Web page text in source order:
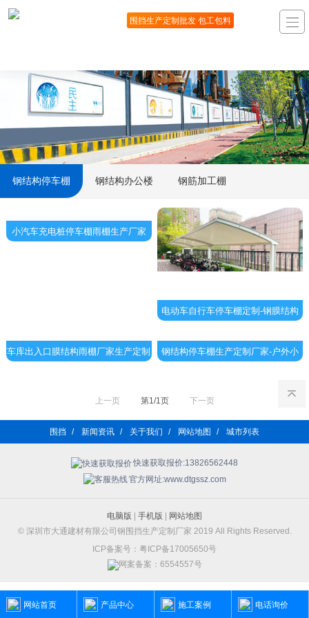
围挡生产定制批发 包工包料
钢结构停车棚 钢结构办公楼 钢筋加工棚
小汽车充电桩停车棚雨棚生产厂家
电动车自行车停车棚定制-钢膜结构
车库出入口膜结构雨棚厂家生产定制
钢结构停车棚生产定制厂家-户外小
上一页 第1/1页 下一页
围挡 / 新闻资讯 / 关于我们 / 网站地图 / 城市列表
快速获取报价:13826562448
官方网址:www.dtgssz.com
电脑版 | 手机版 | 网站地图
© 深圳市大通建材有限公司钢围挡生产定制厂家 2019 All Rights Reserved.
ICP备案号：粤ICP备17005650号
网案备案：6554557号
网站首页 产品中心 施工案例 电话询价